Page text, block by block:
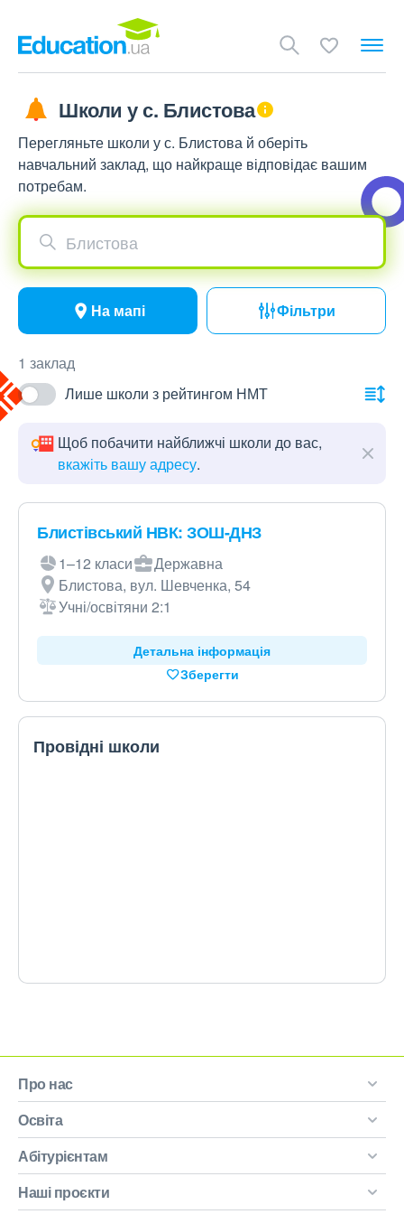
Школи у с. Блистова
Перегляньте школи у с. Блистова й оберіть
навчальний заклад, що найкраще відповідає вашим
потребам.
Блистова
На мапі Фільтри
1 заклад
Лише школи з рейтингом НМТ
Щоб побачити найближчі школи до вас,
вкажіть вашу адресу.
Блистівський НВК: ЗОШ-ДНЗ
1–12 класи
Державна
Блистова, вул. Шевченка, 54
Учні/освітяни 2:1
Детальна інформація
Зберегти
Провідні школи
Про нас
Освіта
Абітурієнтам
Наші проєкти